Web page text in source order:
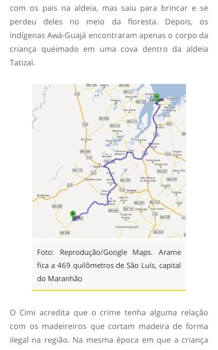
com os pais na aldeia, mas saiu para brincar e se
perdeu deles no meio da floresta. Depois, os
indígenas Awá-Guajá encontraram apenas o corpo da
criança queimado em uma cova dentro da aldeia
Tatizal.
Foto: Reprodução/Google Maps. Arame
fica a 469 quilômetros de São Luís, capital
do Maranhão
O Cimi acredita que o crime tenha alguma relação
com os madeireiros que cortam madeira de forma
ilegal na região. Na mesma época em que a criança